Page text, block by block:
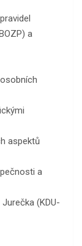
a
aspektů
a
(KDU-